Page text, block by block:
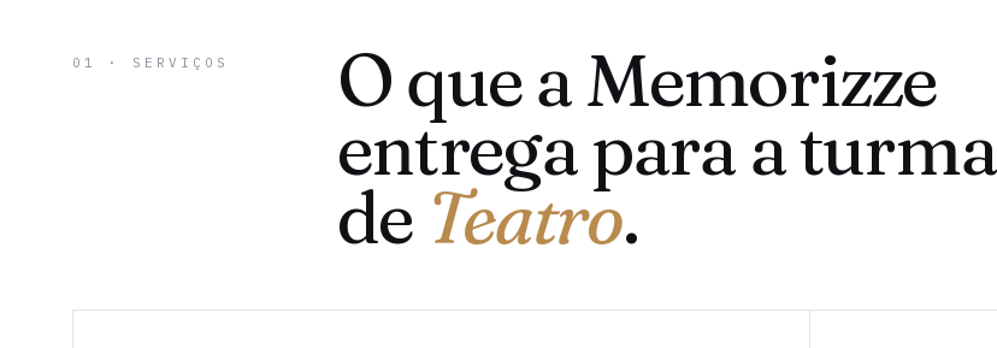
01 · SERVIÇOS O que a Memorizze
entrega para a turma
de Teatro.